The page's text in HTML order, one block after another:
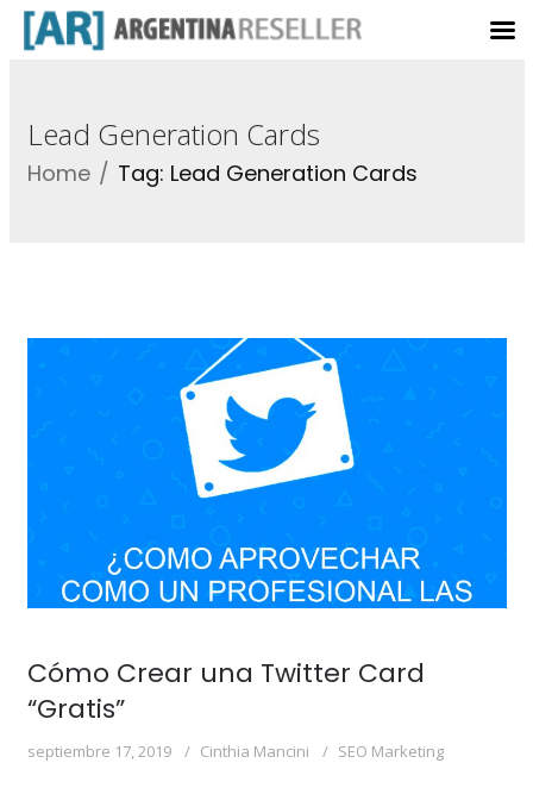
Lead Generation Cards
Home Tag: Lead Generation Cards
Cómo Crear una Twitter Card
“Gratis”
septiembre 17, 2019 Cinthia Mancini SEO Marketing